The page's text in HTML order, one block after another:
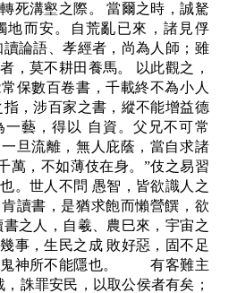
死溝壑之際。 當爾之時，誠駑
地而安。自荒亂已來，諸見俘
論語、孝經者，尚為人師；雖
，莫不耕田養馬。 以此觀之，
保數百卷書，千載終不為小人
涉百家之書，縱不能增益德
藝，得以 自資。父兄不可常
旦流離，無人庇蔭，當自求諸
萬，不如薄伎在身。”伎之易習
。世人不問 愚智，皆欲識人之
讀書，是猶求飽而懶營饌，欲
之人，自羲、農巳來，宇宙之
事，生民之成 敗好惡，固不足
鬼神所不能隱也。 有客難主
，誅罪安民，以取公侯者有矣；